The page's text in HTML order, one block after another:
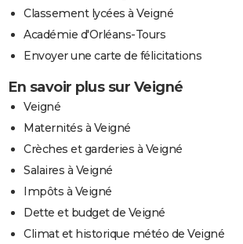
Classement lycées à Veigné
Académie d'Orléans-Tours
Envoyer une carte de félicitations
En savoir plus sur Veigné
Veigné
Maternités à Veigné
Crèches et garderies à Veigné
Salaires à Veigné
Impôts à Veigné
Dette et budget de Veigné
Climat et historique météo de Veigné